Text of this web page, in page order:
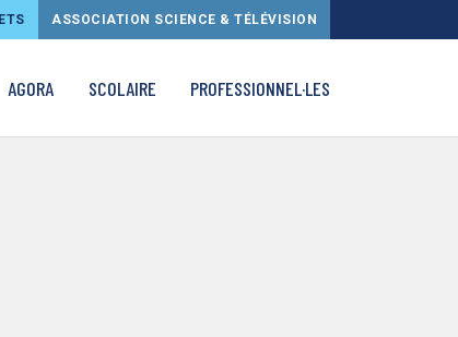
ASSOCIATION SCIENCE & TÉLÉVISION
AGORA SCOLAIRE PROFESSIONNEL·LES